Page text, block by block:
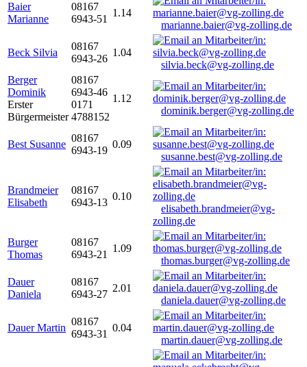
Baier
Marianne
08167
6943-51
1.14
marianne.baier@vg-zolling.de
Beck Silvia
08167
6943-26
1.04
silvia.beck@vg-zolling.de
Berger
Dominik
Erster
Bürgermeister
08167
6943-46
0171
4788152
1.12
dominik.berger@vg-zolling.de
Best Susanne
08167
6943-19
0.09
susanne.best@vg-zolling.de
Brandmeier
Elisabeth
08167
6943-13
0.10
elisabeth.brandmeier@vg-
zolling.de
Burger
Thomas
08167
6943-21
1.09
thomas.burger@vg-zolling.de
Dauer
Daniela
08167
6943-27
2.01
daniela.dauer@vg-zolling.de
Dauer Martin
08167
6943-31
0.04
martin.dauer@vg-zolling.de